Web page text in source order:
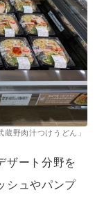
野肉汁つけうどん」
ザート分野を
シュやパンプ